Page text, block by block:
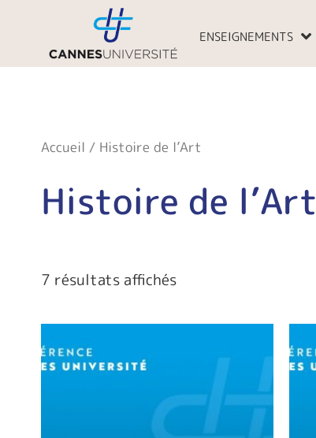
ENSEIGNEMENTS
Accueil / Histoire de l’Art
Histoire de l’Art
7 résultats affichés